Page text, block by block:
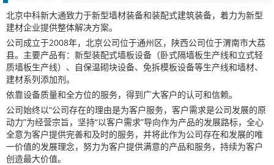
北京中科新大通致力于新型墙材装备和装配式建筑装备，着力为新型
建材企业提供整体解决方案。
公司成立于2008年，北京公司位于通州区，陕西公司位于渭南市大荔
县。主要产品有：新型装配式墙板设备（卧式隔墙板生产线和立式轻
质墙板生产线）、自保温砌块设备、免拆模板设备等生产线和墙材、
建材系列添加剂。
依靠设备质量和全方位的服务，得到广大客户的认可和信赖。
公司始终以“公司存在的理由是为客户服务，客户需求是公司发展的原
动力”为经营宗旨，坚持“以客户需求”导向作为产品的发展路标，全心
全意为客户提供完善和及时的服务，并将此作为公司存在和发展的唯
一价值的发展理念，努力为客户提供满意的产品和服务，持续为客户
创造最大价值。